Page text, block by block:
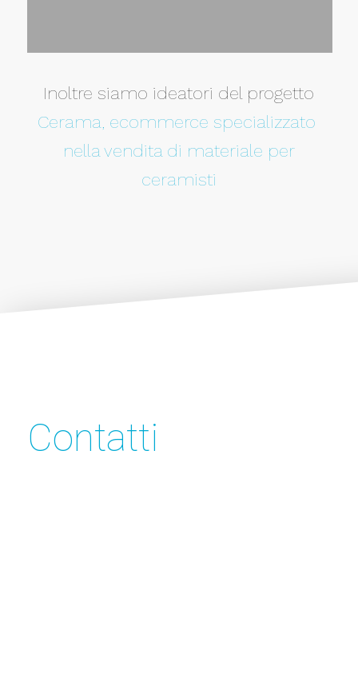
Inoltre siamo ideatori del progetto
Cerama, ecommerce specializzato
nella vendita di materiale per
ceramisti
Contatti